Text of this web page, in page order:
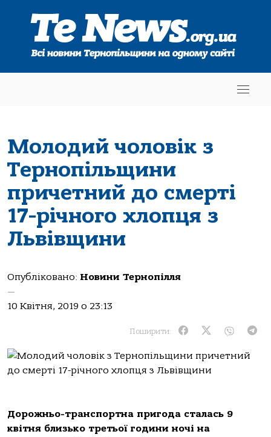
Молодий чоловік з
Тернопільщини
причетний до смерті
17-річного хлопця з
Львівщини
Опубліковано: Новини Тернопілля
—
10 Квітня, 2019 о 23:13
Поширити:
Дорожньо-транспортна пригода сталась 9
квітня близько третьої години ночі на